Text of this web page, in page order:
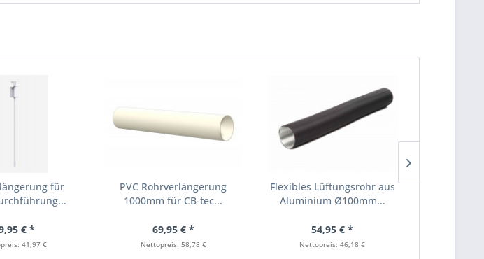
für
€ *
41,97 €
PVC Rohrverlängerung
1000mm für CB-tec...
69,95 € *
Nettopreis: 58,78 €
Flexibles Lüftungsrohr aus
Aluminium Ø100mm...
54,95 € *
Nettopreis: 46,18 €